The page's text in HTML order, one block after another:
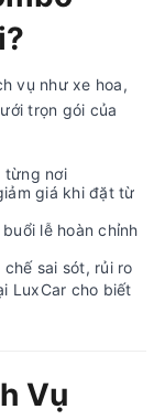
vụ như xe hoa,
trọn gói của
từng nơi
giá khi đặt từ
lễ hoàn chỉnh
chế sai sót, rủi ro
LuxCar cho biết
Vụ